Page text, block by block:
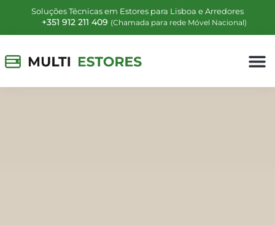
Soluções Técnicas em Estores para Lisboa e Arredores
+351 912 211 409 (Chamada para rede Móvel Nacional)